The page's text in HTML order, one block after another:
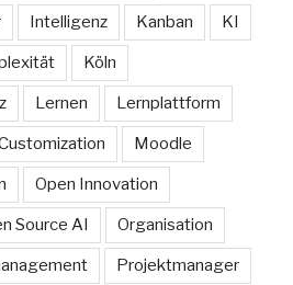
Intelligenz Kanban KI
Köln
Lernen Lernplattform
Moodle
Open Innovation
Source AI Organisation
Projektmanager